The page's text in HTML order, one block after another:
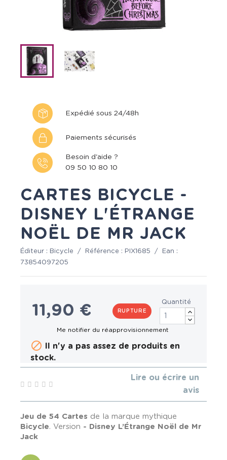
Expédié sous 24/48h
Paiements sécurisés
Besoin d'aide ?
09 50 10 80 10
CARTES BICYCLE -
DISNEY L'ÉTRANGE
NOËL DE MR JACK
Éditeur : Bicycle / Référence : PIX1685 /
Ean :
73854097205
11,90 € RUPTURE
Quantité
 Il n'y a pas assez de produits en
stock.
Lire ou écrire un
avis
Jeu de 54 Cartes de la marque mythique
Bicycle. Version - Disney L’Étrange Noël de Mr
Jack